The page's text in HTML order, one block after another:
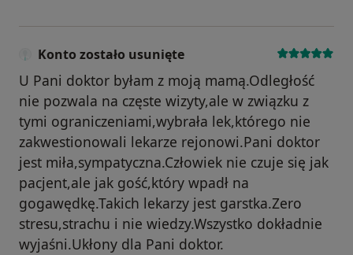
Konto zostało usunięte
U Pani doktor byłam z moją mamą.Odległość
nie pozwala na częste wizyty,ale w związku z
tymi ograniczeniami,wybrała lek,którego nie
zakwestionowali lekarze rejonowi.Pani doktor
jest miła,sympatyczna.Człowiek nie czuje się jak
pacjent,ale jak gość,który wpadł na
gogawędkę.Takich lekarzy jest garstka.Zero
stresu,strachu i nie wiedzy.Wszystko dokładnie
wyjaśni.Ukłony dla Pani doktor.